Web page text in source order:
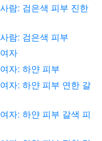
람: 검은색 피부 진한
람: 검은색 피부
자
자: 하얀 피부
자: 하얀 피부 연한 갈
자: 하얀 피부 갈색 피